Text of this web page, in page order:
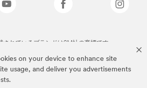
on your device to enhance site
usage, and deliver you advertisements
されているブランドは3M社の商標です。